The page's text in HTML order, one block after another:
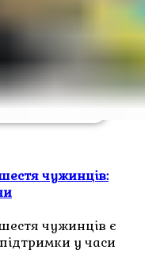
чужинців:
чужинців є
у часи